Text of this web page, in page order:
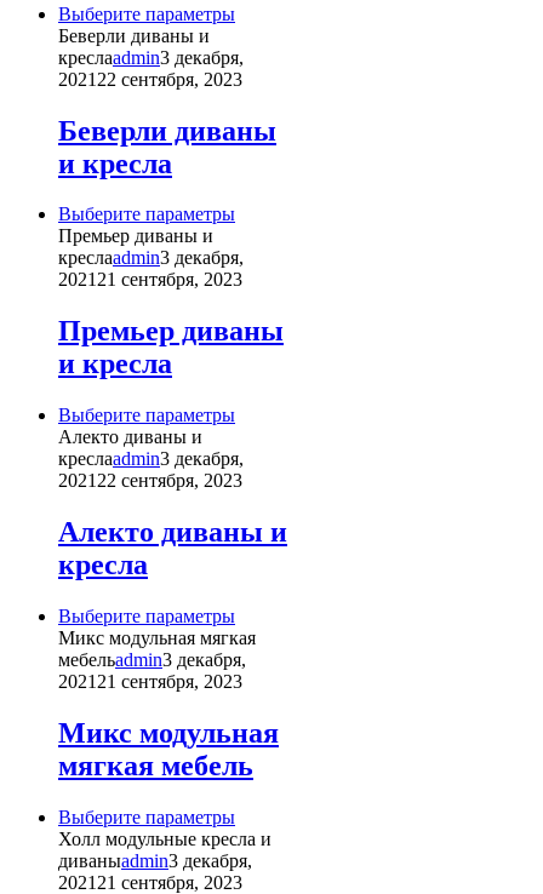
на
товара.
Выберите параметрыЭтот
имеет
несколько
можно
странице
Беверли диваны и
креслаadmin3 декабря,
2021 22 сентября, 2023
Беверли диваны
и кресла
Выберите параметрыЭтот
имеет
несколько
Опции
можно
странице
товара.
Премьер диваны и
креслаadmin3 декабря,
202121 сентября, 2023
Премьер диваны
и кресла
Выберите параметрыЭтот
имеет
несколько
можно
странице
товара.
Алекто диваны и
креслаadmin3 декабря,
2021 22 сентября, 2023
Алекто диваны и
кресла
Выберите параметрыЭтот
товар
имеет
несколько
можно
выбрать
странице
товара.
Микс модульная мягкая
мебельadmin3 декабря,
2021 21 сентября, 2023
Микс модульная
мягкая мебель
Выберите параметрыЭтот
товар
имеет
несколько
Холл модульные кресла и
диваныadmin3 декабря,
2021 21 сентября, 2023